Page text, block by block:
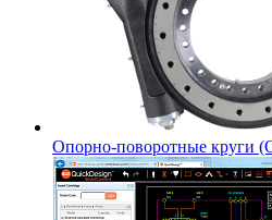
Опорно-поворотные круги